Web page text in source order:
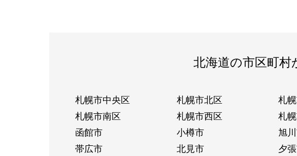
北海道の市区町
札幌市中央区 札幌市北区 札
札幌市南区
札幌市西区 札
函館市
小樽市 旭
帯広市
北見市 夕